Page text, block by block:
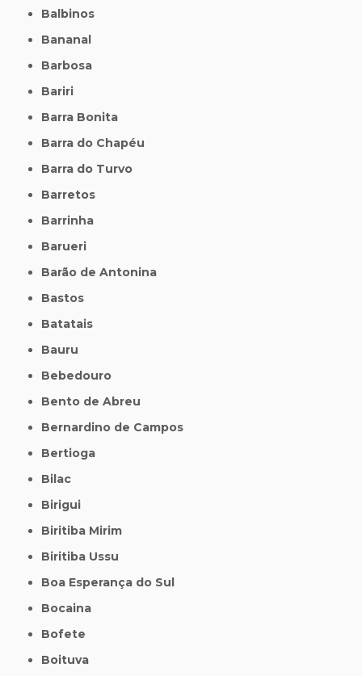
Balbinos
Bananal
Barbosa
Bariri
Barra Bonita
Barra do Chapéu
Barra do Turvo
Barretos
Barrinha
Barueri
Barão de Antonina
Bastos
Batatais
Bauru
Bebedouro
Bento de Abreu
Bernardino de Campos
Bertioga
Bilac
Birigui
Biritiba Mirim
Biritiba Ussu
Boa Esperança do Sul
Bocaina
Bofete
Boituva